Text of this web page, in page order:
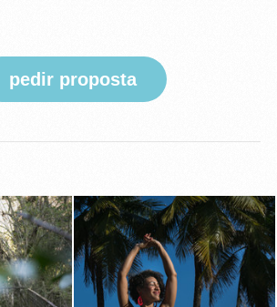
pedir proposta